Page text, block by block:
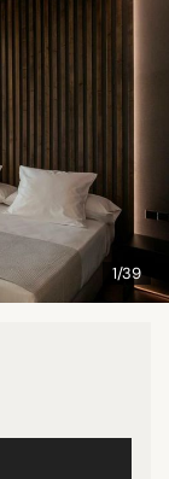
1/39